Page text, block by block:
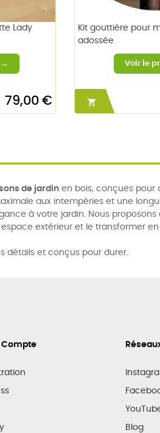
Lady
79,00 €
Kit gouttière pour
adossée

de jardin en bois, conçues pour
aux intempéries et une
à votre jardin. Nous proposons
extérieur et le transformer en
détails et conçus pour durer.
Compte
Blog